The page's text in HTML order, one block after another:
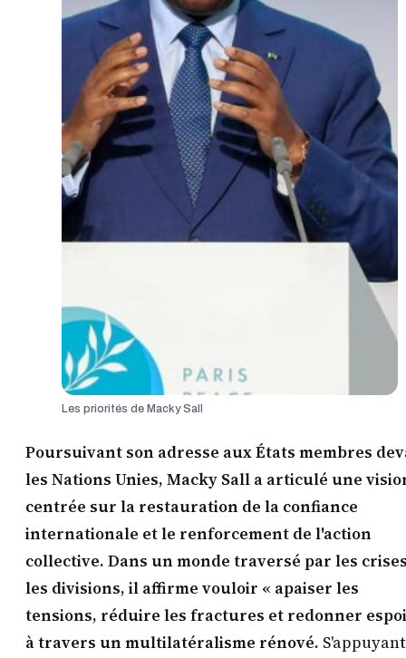
Les priorités de Macky Sall
Poursuivant son adresse aux États membres
les Nations Unies, Macky Sall a articulé une
centrée sur la restauration de la confiance
internationale et le renforcement de l'action
collective. Dans un monde traversé par les
les divisions, il affirme vouloir « apaiser les
tensions, réduire les fractures et redonner
à travers un multilatéralisme rénové. S'appuyant